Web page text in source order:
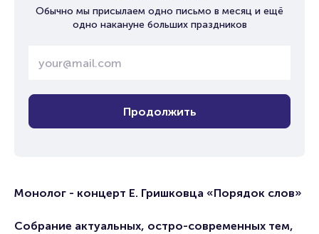
Обычно мы присылаем одно письмо в месяц и ещё
одно накануне больших праздников
Продолжить
Монолог - концерт Е. Гришковца «Порядок слов»
Собрание актуальных, остро-современных тем,